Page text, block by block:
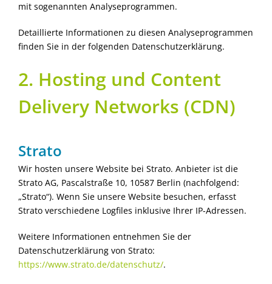
mit sogenannten Analyseprogrammen.
Detaillierte Informationen zu diesen Analyseprogrammen
finden Sie in der folgenden Datenschutzerklärung.
2. Hosting und Content
Delivery Networks (CDN)
Strato
Wir hosten unsere Website bei Strato. Anbieter ist die
Strato AG, Pascalstraße 10, 10587 Berlin (nachfolgend:
„Strato“). Wenn Sie unsere Website besuchen, erfasst
Strato verschiedene Logfiles inklusive Ihrer IP-Adressen.
Weitere Informationen entnehmen Sie der
Datenschutzerklärung von Strato:
https://www.strato.de/datenschutz/.